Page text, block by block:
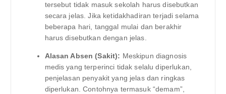
tersebut tidak masuk sekolah harus disebutkan
secara jelas. Jika ketidakhadiran terjadi selama
beberapa hari, tanggal mulai dan berakhir
harus disebutkan dengan jelas.
Alasan Absen (Sakit): Meskipun diagnosis
medis yang terperinci tidak selalu diperlukan,
penjelasan penyakit yang jelas dan ringkas
diperlukan. Contohnya termasuk “demam”,